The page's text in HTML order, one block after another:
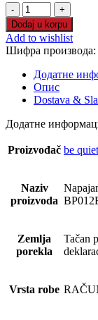
Napajanje
Be
Quiet
System
Power
11
750W
Bronze
BP012EU
ATX3.1
Dodaj u korpu
Add to wishlist
Шифра производа:
Додатне
Опис
Dostava &
Додатне
Proizvođač be quiet
Naziv
proizvoda
Zemlja
porekla
Tačan
Vrsta robe